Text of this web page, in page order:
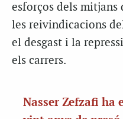
esforços dels
les reivindicacions
el desgast i la
els carrers.
Nasser Zefzafi ha